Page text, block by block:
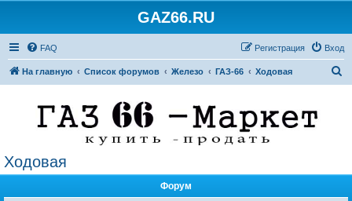
GAZ66.RU
FAQ Вход
Регистрация
На главную Список форумов Железо ГАЗ-66 Ходовая
Ходовая
Форум